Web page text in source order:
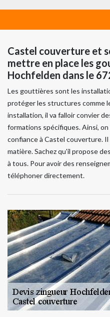
Castel couverture et
mettre en place les
Hochfelden dans le
Les gouttières sont les
protéger les structures comme
installation, il va falloir convier
formations spécifiques. Ainsi,
confiance à Castel couverture.
matière. Sachez qu'il propose
à tous. Pour avoir des
téléphoner directement.